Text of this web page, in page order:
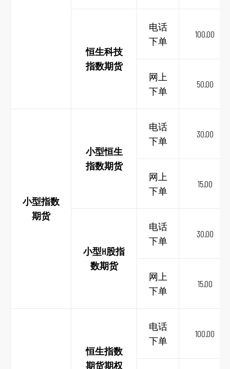
恒生科技
指数期货
电话
下单
100.00
网上
下单
50.00
小型指数
期货
小型恒生
指数期货
电话
下单
30.00
网上
下单
15.00
小型H股指
数期货
电话
下单
30.00
网上
下单
15.00
恒生指数
期货期权
电话
下单
100.00